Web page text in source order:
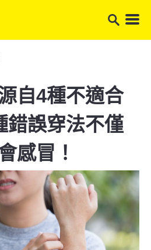
自4種不適合
錯誤穿法不僅
感冒！